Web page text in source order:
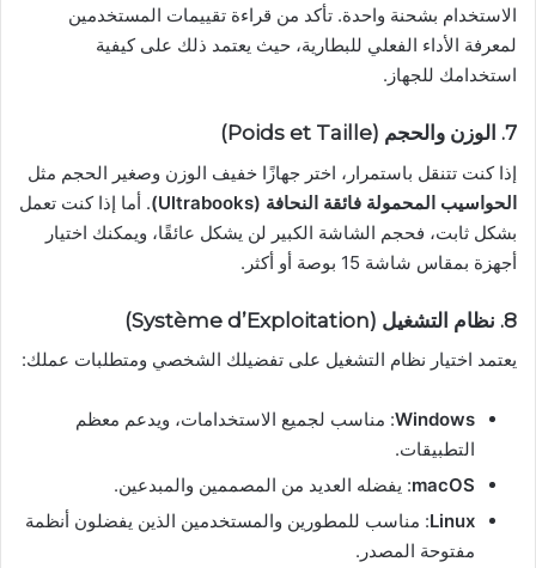
الاستخدام بشحنة واحدة. تأكد من قراءة تقييمات المستخدمين
لمعرفة الأداء الفعلي للبطارية، حيث يعتمد ذلك على كيفية
استخدامك للجهاز.
7. الوزن والحجم (Poids et Taille)
إذا كنت تتنقل باستمرار، اختر جهازًا خفيف الوزن وصغير الحجم مثل
الحواسيب المحمولة فائقة النحافة (Ultrabooks)
. أما إذا كنت تعمل
بشكل ثابت، فحجم الشاشة الكبير لن يشكل عائقًا، ويمكنك اختيار
أجهزة بمقاس شاشة 15 بوصة أو أكثر.
8. نظام التشغيل (Système d’Exploitation)
يعتمد اختيار نظام التشغيل على تفضيلك الشخصي ومتطلبات عملك:
Windows: مناسب لجميع الاستخدامات، ويدعم معظم
التطبيقات.
macOS: يفضله العديد من المصممين والمبدعين.
Linux: مناسب للمطورين والمستخدمين الذين يفضلون أنظمة
مفتوحة المصدر.